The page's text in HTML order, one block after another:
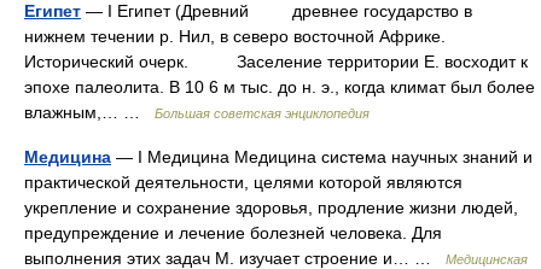
Египет — I Египет (Древний древнее государство в
нижнем течении р. Нил, в северо восточной Африке.
Исторический очерк. Заселение территории Е. восходит к
эпохе палеолита. В 10 6 м тыс. до н. э., когда климат был более
влажным,… …
Большая советская энциклопедия
Медицина — I Медицина Медицина система научных знаний и
практической деятельности, целями которой являются
укрепление и сохранение здоровья, продление жизни людей,
предупреждение и лечение болезней человека. Для
выполнения этих задач М. изучает строение и… …
Медицинская